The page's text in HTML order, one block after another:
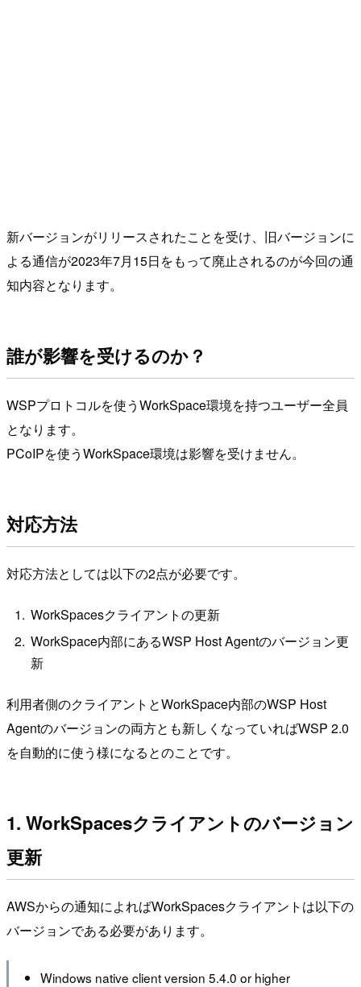
新バージョンがリリースされたことを受け、旧バージョンに
よる通信が2023年7月15日をもって廃止されるのが今回の通
知内容となります。
誰が影響を受けるのか？
WSPプロトコルを使うWorkSpace環境を持つユーザー全員
となります。
PCoIPを使うWorkSpace環境は影響を受けません。
対応方法
対応方法としては以下の2点が必要です。
WorkSpacesクライアントの更新
WorkSpace内部にあるWSP Host Agentのバージョン更
新
利用者側のクライアントとWorkSpace内部のWSP Host
Agentのバージョンの両方とも新しくなっていればWSP 2.0
を自動的に使う様になるとのことです。
1. WorkSpacesクライアントのバージョン
更新
AWSからの通知によればWorkSpacesクライアントは以下の
バージョンである必要があります。
Windows native client version 5.4.0 or higher